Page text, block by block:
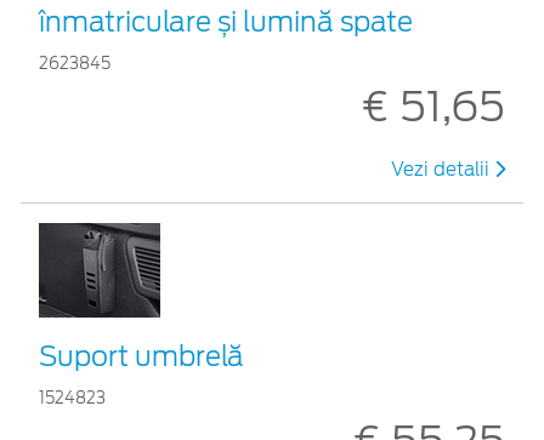
înmatriculare și lumină spate
2623845
€ 51,65
Vezi detalii
Suport umbrelă
1524823